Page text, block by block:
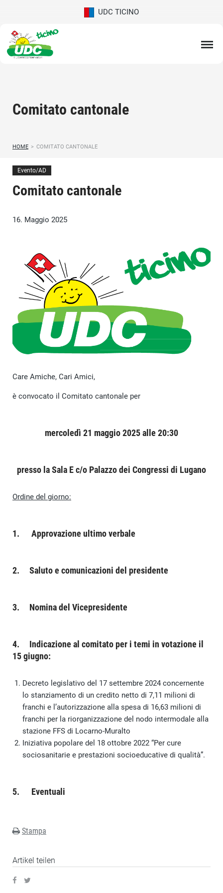
UDC TICINO
Comitato cantonale
HOME > COMITATO CANTONALE
Evento/AD
Comitato cantonale
16. Maggio 2025
Care Amiche, Cari Amici,
è convocato il Comitato cantonale per
mercoledì 21 maggio 2025 alle 20:30
presso la Sala E c/o Palazzo dei Congressi di Lugano
Ordine del giorno:
1. Approvazione ultimo verbale
2. Saluto e comunicazioni del presidente
3. Nomina del Vicepresidente
4. Indicazione al comitato per i temi in votazione il
15 giugno:
Decreto legislativo del 17 settembre 2024 concernente
lo stanziamento di un credito netto di 7,11 milioni di
franchi e l’autorizzazione alla spesa di 16,63 milioni di
franchi per la riorganizzazione del nodo intermodale alla
stazione FFS di Locarno-Muralto
Iniziativa popolare del 18 ottobre 2022 “Per cure
sociosanitarie e prestazioni socioeducative di qualità”.
5. Eventuali
Stampa
Artikel teilen